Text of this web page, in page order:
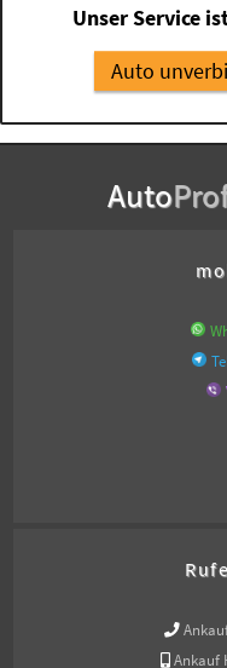
Unser Service
Auto
Auto
Ankauf